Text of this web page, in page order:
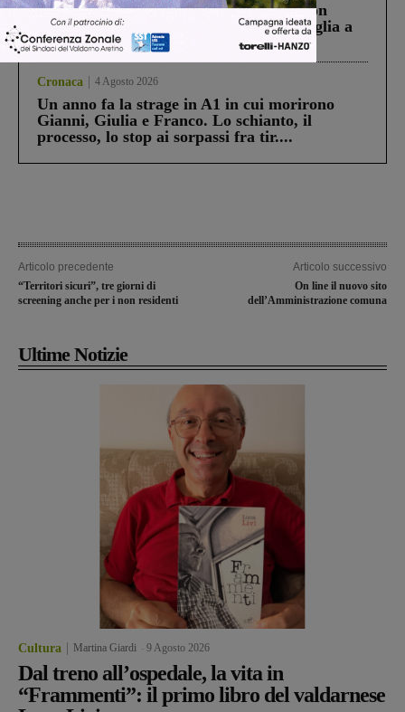
Scomparso da una struttura di Castiglion
Fiorentino l’uomo che aveva ucciso la figlia a
Levane nel 2020
Cronaca 4 Agosto 2026
Un anno fa la strage in A1 in cui morirono
Gianni, Giulia e Franco. Lo schianto, il
processo, lo stop ai sorpassi fra tir....
Articolo precedente
“Territori sicuri”, tre giorni di
screening anche per i non residenti
Articolo successivo
On line il nuovo sito
dell’Amministrazione comuna
Ultime Notizie
Cultura Martina Giardi 9 Agosto 2026
Dal treno all’ospedale, la vita in
“Frammenti”: il primo libro del valdarnese